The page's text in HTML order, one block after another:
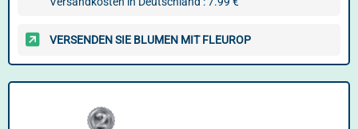
VERSENDEN SIE BLUMEN MIT FLEUROP